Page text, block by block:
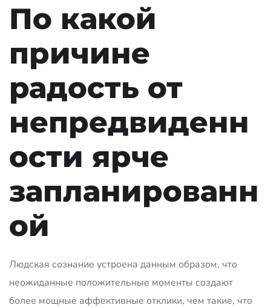
По какой
причине
радость от
непредвиденн
ости ярче
запланированн
ой
Людская сознание устроена данным образом, что
неожиданные положительные моменты создают
более мощные аффективные отклики, чем такие, что